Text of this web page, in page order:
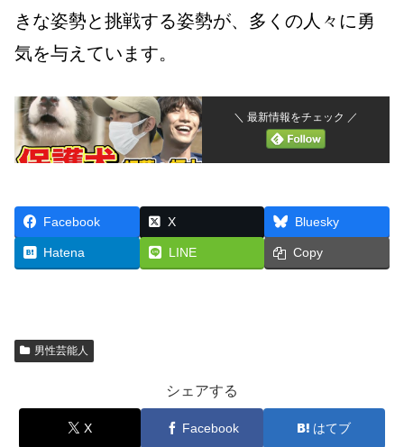
きな姿勢と挑戦する姿勢が、多くの人々に勇
気を与えています。
＼ 最新情報をチェック ／
Facebook X Bluesky
Hatena LINE Copy
男性芸能人
シェアする
X Facebook はてブ